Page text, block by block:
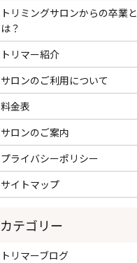
トリミングサロンからの卒業と
は？
トリマー紹介
サロンのご利用について
料金表
サロンのご案内
プライバシーポリシー
サイトマップ
トリマーブログ